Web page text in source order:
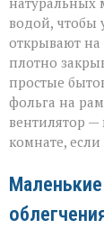
водой, чтобы
открывают на
плотно
простые
фольга на
вентилятор —
комнате,